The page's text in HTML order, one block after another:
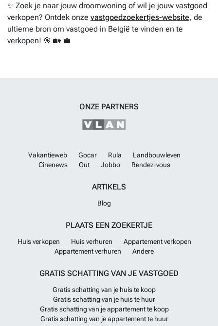
✨ Zoek je naar jouw droomwoning of wil je jouw vastgoed
verkopen? Ontdek onze vastgoedzoekertjes-website, de
ultieme bron om vastgoed in België te vinden en te
verkopen! 🎯 🏡 💼
ONZE PARTNERS
Vakantieweb Gocar Rula
Landbouwleven
Cinenews
Out Jobbo Rendez-vous
ARTIKELS
Blog
PLAATS EEN ZOEKERTJE
Huis verkopen Huis verhuren
Appartement verkopen
Appartement verhuren
Andere
GRATIS SCHATTING VAN JE VASTGOED
Gratis schatting van je huis te koop
Gratis schatting van je huis te huur
Gratis schatting van je appartement te koop
Gratis schatting van je appartement te huur